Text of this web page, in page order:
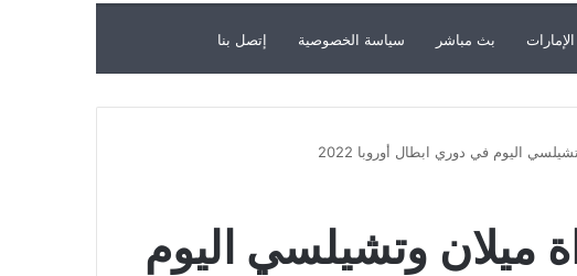
بث مباشر سياسة الخصوصية إتصل بنا
1 الناقلة لمباراة ميلان وتشيلسي اليوم